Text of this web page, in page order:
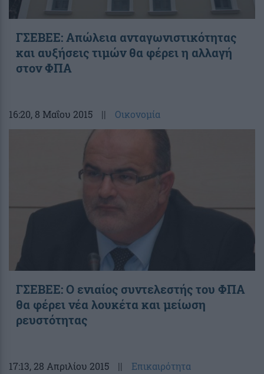
ΓΣΕΒΕΕ: Απώλεια ανταγωνιστικότητας
και αυξήσεις τιμών θα φέρει η αλλαγή
στον ΦΠΑ
16:20, 8 Μαΐου 2015 || Οικονομία
ΓΣΕΒΕΕ: Ο ενιαίος συντελεστής του ΦΠΑ
θα φέρει νέα λουκέτα και μείωση
ρευστότητας
17:13, 28 Απριλίου 2015 || Επικαιρότητα